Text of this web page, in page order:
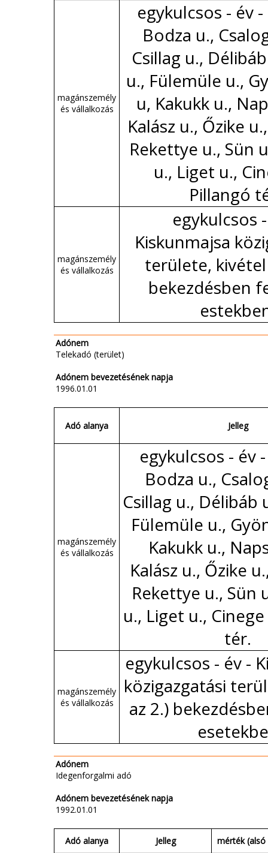
magánszemély
és vállalkozás
egykulcsos - év
Bodza u.,
Csillag u.,
u., Fülemüle u.,
u, Kakukk u.,
Kalász u., Őzike
Rekettye u., Sün
u., Liget u.,
Pillangó
magánszemély
és vállalkozás
egykulcsos
Kiskunmajsa
területe, kivétel
bekezdésben
Adónem
Telekadó (terület)
Adónem bevezetésének napja
1996.01.01
Adó alanya Jelleg
magánszemély
és vállalkozás
egykulcsos - év
Bodza u.,
Csillag u., Délibáb
Fülemüle u.,
Kakukk u.,
Kalász u., Őzike
Rekettye u., Sün
u., Liget u.,
tér.
magánszemély
és vállalkozás
egykulcsos - év -
közigazgatási
az 2.)
Adónem
Idegenforgalmi adó
Adónem bevezetésének napja
1992.01.01
Adó alanya Jelleg mérték (alsó